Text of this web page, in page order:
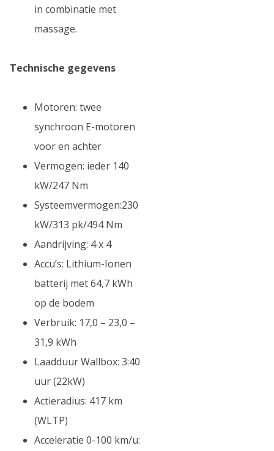
in combinatie met
massage.
Technische gegevens
Motoren: twee
synchroon E-motoren
voor en achter
Vermogen: ieder 140
kW/247 Nm
Systeemvermogen:230
kW/313 pk/494 Nm
Aandrijving: 4 x 4
Accu’s: Lithium-Ionen
batterij met 64,7 kWh
op de bodem
Verbruik: 17,0 – 23,0 –
31,9 kWh
Laadduur Wallbox: 3:40
uur (22kW)
Actieradius: 417 km
(WLTP)
Acceleratie 0-100 km/u: